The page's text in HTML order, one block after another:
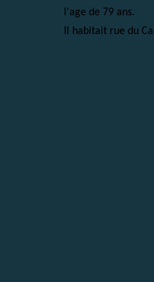
l'age de 79 ans.
Il habitait rue du